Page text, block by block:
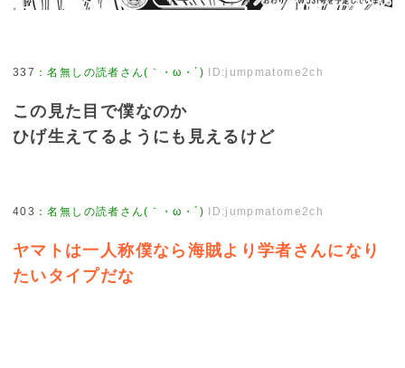
337 ：名無しの読者さん(｀・ω・´) ID:jumpmatome2ch
この見た目で僕なのか
ひげ生えてるようにも見えるけど
403 ：名無しの読者さん(｀・ω・´) ID:jumpmatome2ch
ヤマトは一人称僕なら海賊より学者さんになり
たいタイプだな